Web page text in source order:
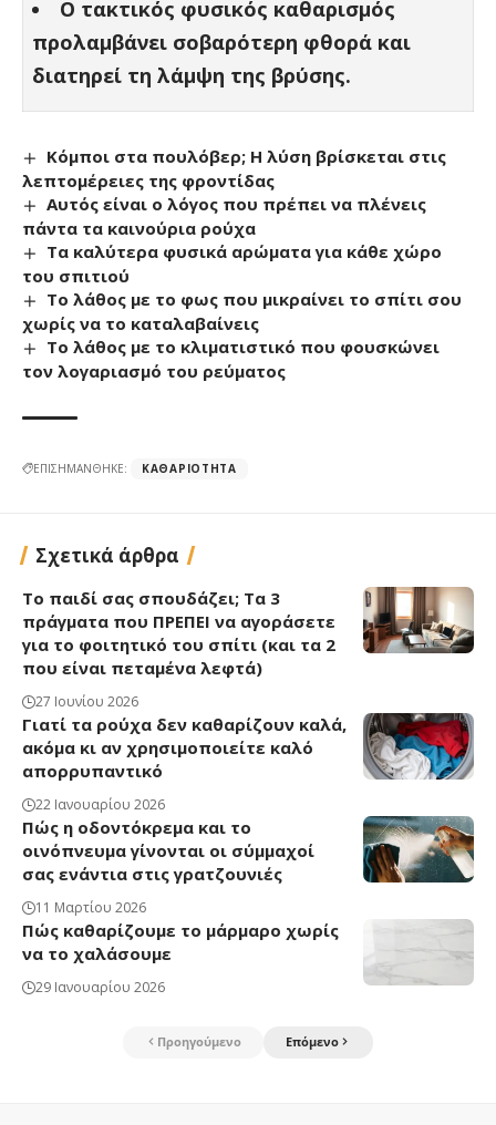
Ο τακτικός φυσικός καθαρισμός
προλαμβάνει σοβαρότερη φθορά και
διατηρεί τη λάμψη της βρύσης.
Κόμποι στα πουλόβερ; Η λύση βρίσκεται στις
λεπτομέρειες της φροντίδας
Αυτός είναι ο λόγος που πρέπει να πλένεις
πάντα τα καινούρια ρούχα
Τα καλύτερα φυσικά αρώματα για κάθε χώρο
του σπιτιού
Το λάθος με το φως που μικραίνει το σπίτι σου
χωρίς να το καταλαβαίνεις
Το λάθος με το κλιματιστικό που φουσκώνει
τον λογαριασμό του ρεύματος
ΕΠΙΣΗΜΑΝΘΗΚΕ: ΚΑΘΑΡΙΌΤΗΤΑ
Σχετικά άρθρα
Το παιδί σας σπουδάζει; Τα 3
πράγματα που ΠΡΕΠΕΙ να αγοράσετε
για το φοιτητικό του σπίτι (και τα 2
που είναι πεταμένα λεφτά)
27 Ιουνίου 2026
Γιατί τα ρούχα δεν καθαρίζουν καλά,
ακόμα κι αν χρησιμοποιείτε καλό
απορρυπαντικό
22 Ιανουαρίου 2026
Πώς η οδοντόκρεμα και το
οινόπνευμα γίνονται οι σύμμαχοί
σας ενάντια στις γρατζουνιές
11 Μαρτίου 2026
Πώς καθαρίζουμε το μάρμαρο χωρίς
να το χαλάσουμε
29 Ιανουαρίου 2026
Προηγούμενο Επόμενο